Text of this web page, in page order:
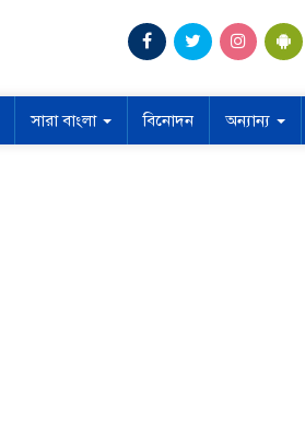
সারা বাংলা বিনোদন অন্যান্য